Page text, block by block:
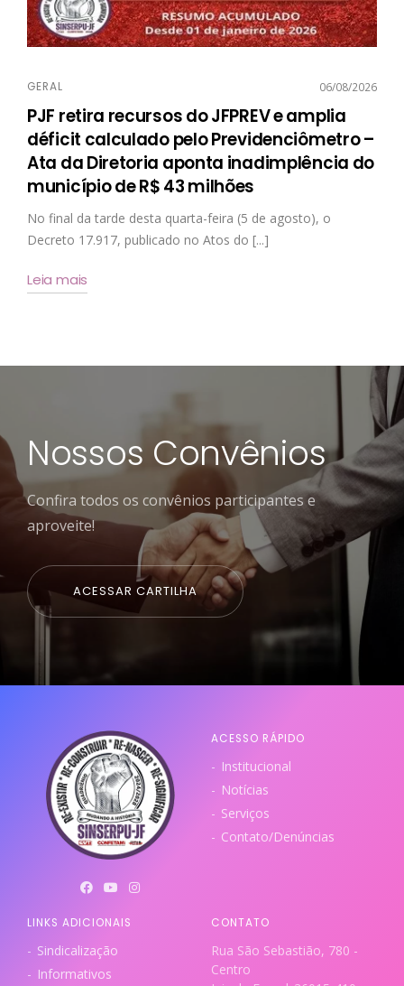
GERAL 06/08/2026
PJF retira recursos do JFPREV e amplia
déficit calculado pelo Previdenciômetro –
Ata da Diretoria aponta inadimplência do
município de R$ 43 milhões
No final da tarde desta quarta-feira (5 de agosto), o
Decreto 17.917, publicado no Atos do [...]
Leia mais
Nossos Convênios
Confira todos os convênios participantes e
aproveite!
ACESSAR CARTILHA
ACESSO RÁPIDO
Institucional
Notícias
Serviços
Contato/Denúncias
LINKS ADICIONAIS
Sindicalização
Informativos
CONTATO
Rua São Sebastião, 780 -
Centro